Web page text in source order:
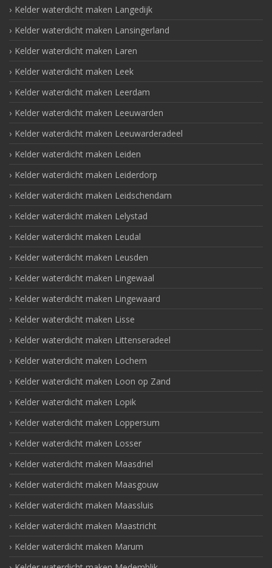
Kelder waterdicht maken Langedijk
Kelder waterdicht maken Lansingerland
Kelder waterdicht maken Laren
Kelder waterdicht maken Leek
Kelder waterdicht maken Leerdam
Kelder waterdicht maken Leeuwarden
Kelder waterdicht maken Leeuwarderadeel
Kelder waterdicht maken Leiden
Kelder waterdicht maken Leiderdorp
Kelder waterdicht maken Leidschendam
Kelder waterdicht maken Lelystad
Kelder waterdicht maken Leudal
Kelder waterdicht maken Leusden
Kelder waterdicht maken Lingewaal
Kelder waterdicht maken Lingewaard
Kelder waterdicht maken Lisse
Kelder waterdicht maken Littenseradeel
Kelder waterdicht maken Lochem
Kelder waterdicht maken Loon op Zand
Kelder waterdicht maken Lopik
Kelder waterdicht maken Loppersum
Kelder waterdicht maken Losser
Kelder waterdicht maken Maasdriel
Kelder waterdicht maken Maasgouw
Kelder waterdicht maken Maassluis
Kelder waterdicht maken Maastricht
Kelder waterdicht maken Marum